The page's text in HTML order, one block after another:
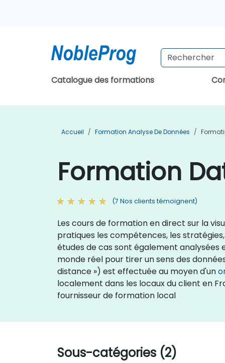
Catalogue des formations
Accueil Formation Analyse De Données
Formation
(7 Nos clients témoignent)
Les cours de formation en direct sur la
pratiques les compétences, les
études de cas sont également analysées
monde réel pour tirer un sens des
distance ») est effectuée au moyen d'un
localement dans les locaux du client en
fournisseur de formation local
Sous-catégories (2)